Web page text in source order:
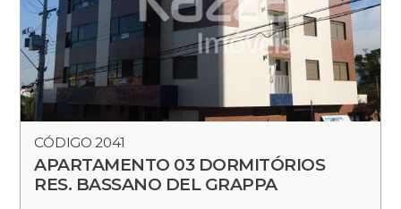
CÓDIGO 2041
APARTAMENTO 03 DORMITÓRIOS
RES. BASSANO DEL GRAPPA